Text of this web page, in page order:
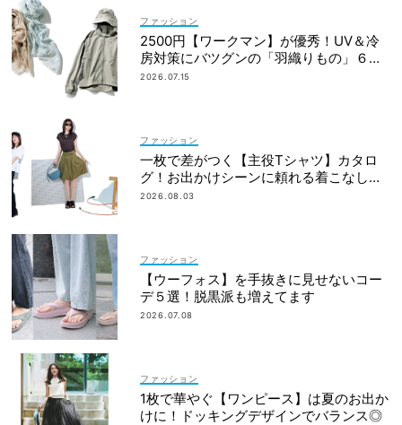
ファッション
2500円【ワークマン】が優秀！UV＆冷
房対策にバツグンの「羽織りもの」６選
＜水際、旅行etc.＞
2026.07.15
ファッション
一枚で差がつく【主役Tシャツ】カタロ
グ！お出かけシーンに頼れる着こなし実
例も
2026.08.03
ファッション
【ウーフォス】を手抜きに見せないコー
デ５選！脱黒派も増えてます
2026.07.08
ファッション
1枚で華やぐ【ワンピース】は夏のお出か
けに！ドッキングデザインでバランス◎